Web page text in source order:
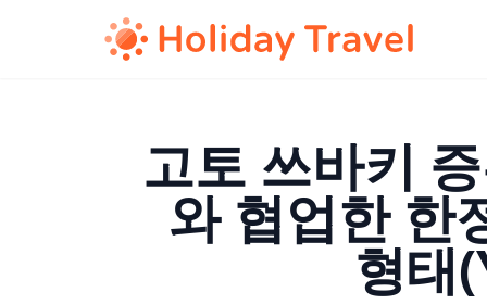
고토 쓰바키
와 협업한 한
형태